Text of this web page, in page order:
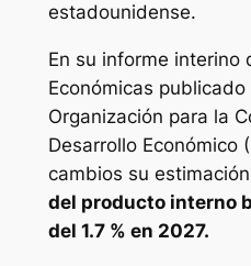
estadounidense.
En su informe interino
Económicas
Organización para la
Desarrollo Económico
cambios su
del producto interno
del 1.7 % en 2027.